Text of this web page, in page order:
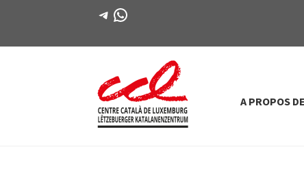
Télégramme
WhatsApp
Passer
à
Aller
au
A PROPOS